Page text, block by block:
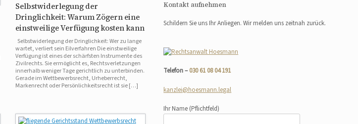
Selbstwiderlegung der
Dringlichkeit: Warum Zögern eine
einstweilige Verfügung kosten kann
Selbstwiderlegung der Dringlichkeit: Wer zu lange
wartet, verliert sein Eilverfahren Die einstweilige
Verfügung ist eines der schärfsten Instrumente des
Zivilrechts. Sie ermöglicht es, Rechtsverletzungen
innerhalb weniger Tage gerichtlich zu unterbinden.
Gerade im Wettbewerbsrecht, Urheberrecht,
Markenrecht oder Persönlichkeitsrecht ist sie […]
Kontakt aufnehmen
Schildern Sie uns Ihr Anliegen. Wir melden uns zeitnah zurück.
Telefon –030 61 08 04 191
kanzlei@hoesmann.legal
Ihr Name (Pflichtfeld)